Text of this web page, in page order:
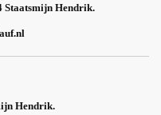
Staatsmijn Hendrik.
Hendrik.